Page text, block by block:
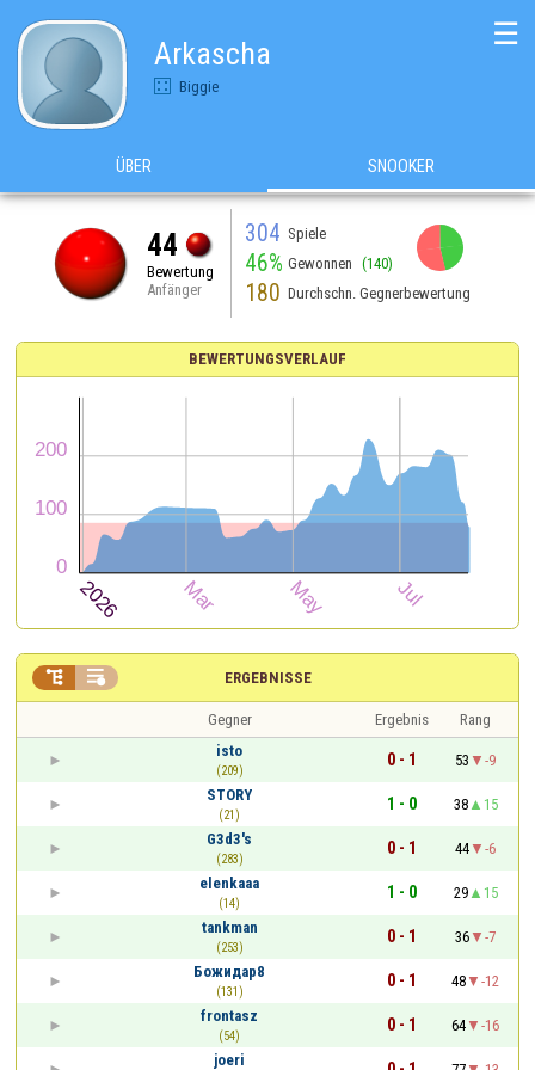
Arkascha
Biggie
☰
ÜBER SNOOKER
44
Bewertung
Anfänger
304 Spiele
46% Gewonnen (140)
180 Durchschn. Gegnerbewertung
BEWERTUNGSVERLAUF
ERGEBNISSE
 
Gegner Ergebnis
Rang
isto
(209)
0 - 1 53
-9
STORY
(21)
1 - 0 38
15
G3d3's
(283)
0 - 1 44
-6
elenkaaa
(14)
1 - 0 29
15
tankman
(253)
0 - 1 36
-7
Божидар8
(131)
0 - 1 48
-12
frontasz
(54)
0 - 1 64
-16
joeri